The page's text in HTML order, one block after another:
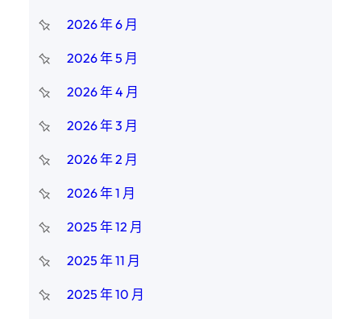
2026 年 6 月
2026 年 5 月
2026 年 4 月
2026 年 3 月
2026 年 2 月
2026 年 1 月
2025 年 12 月
2025 年 11 月
2025 年 10 月